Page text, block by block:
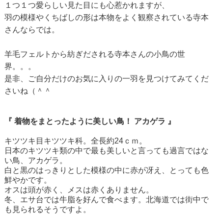
１つ１つ愛らしい見た目にも心惹かれますが、
羽の模様やくちばしの形は本物をよく観察されている寺本
さんならでは。
羊毛フェルトから紡ぎだされる寺本さんの小鳥の世
界。。。
是非、ご自分だけのお気に入りの一羽を見つけてみてくだ
さいね（＾＾
『 着物をまとったように美しい鳥！ アカゲラ 』
キツツキ目キツツキ科。全長約24ｃｍ。
日本のキツツキ類の中で最も美しいと言っても過言ではな
い鳥、アカゲラ。
白と黒のはっきりとした模様の中に赤が冴え、とっても色
鮮やかです。
オスは頭が赤く、メスは赤くありません。
冬、エサ台では牛脂を好んで食べます。北海道では街中で
も見られるそうですよ。